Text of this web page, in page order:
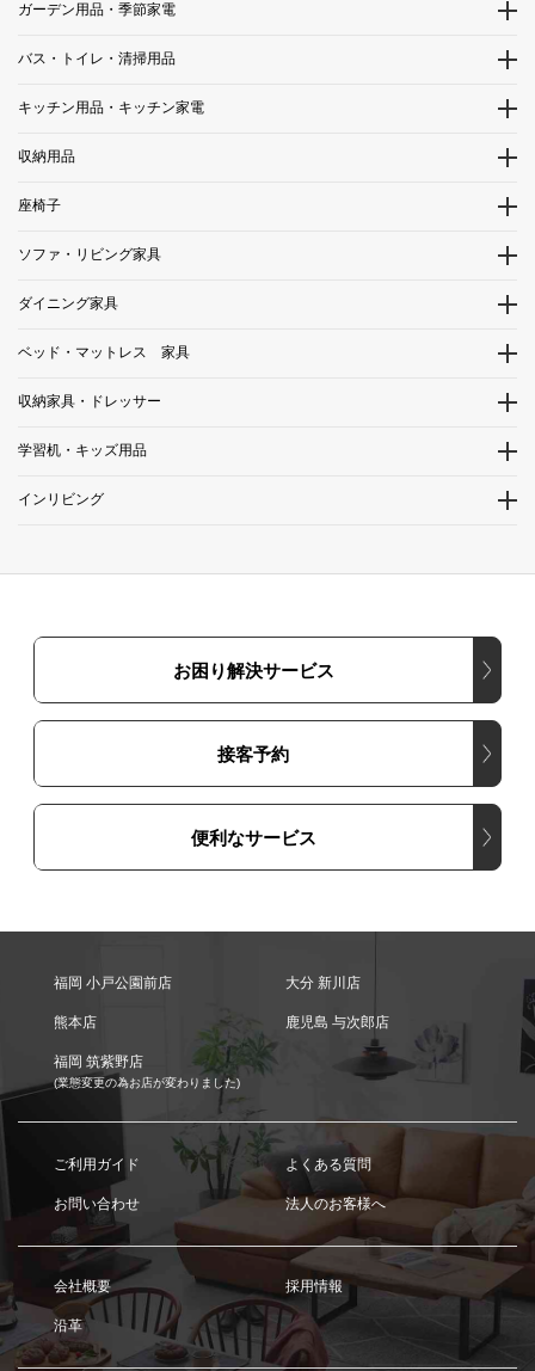
ガーデン用品・季節家電
バス・トイレ・清掃用品
キッチン用品・キッチン家電
収納用品
座椅子
ソファ・リビング家具
ダイニング家具
ベッド・マットレス 家具
収納家具・ドレッサー
学習机・キッズ用品
インリビング
お困り解決サービス
接客予約
便利なサービス
福岡 小戸公園前店 大分 新川店
熊本店 鹿児島 与次郎店
福岡 筑紫野店
(業態変更の為お店が変わりました)
ご利用ガイド よくある質問
お問い合わせ 法人のお客様へ
会社概要 採用情報
沿革